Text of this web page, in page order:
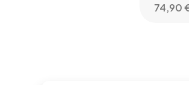
74,90